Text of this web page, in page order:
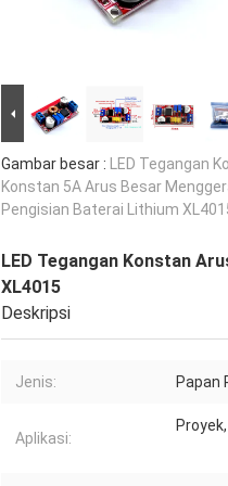
Gambar besar : LED Tegangan
Konstan 5A Arus Besar
Pengisian Baterai Lithium
LED Tegangan Konstan
XL4015
Deskripsi
Jenis: Papan
Aplikasi: